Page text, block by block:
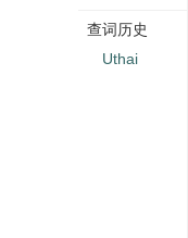
查词历史
Uthai